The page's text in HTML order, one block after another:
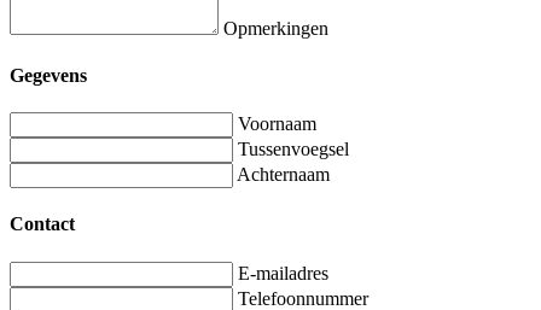
Opmerkingen
Gegevens
Voornaam
Tussenvoegsel
Achternaam
Contact
E-mailadres
Telefoonnummer